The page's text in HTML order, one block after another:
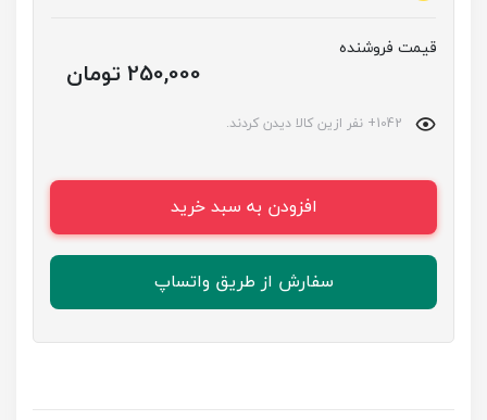
قیمت فروشنده
250,000 تومان
افزودن به سبد خرید
سفارش از طریق واتساپ